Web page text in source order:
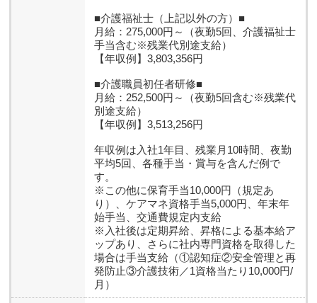
■介護福祉士（上記以外の方）■
月給：275,000円～（夜勤5回、介護福祉士
手当含む※残業代別途支給）
【年収例】3,803,356円
■介護職員初任者研修■
月給：252,500円～（夜勤5回含む※残業代
別途支給）
【年収例】3,513,256円
年収例は入社1年目、残業月10時間、夜勤
平均5回、各種手当・賞与を含んだ例で
す。
※この他に保育手当10,000円（規定あ
り）、ケアマネ資格手当5,000円、年末年
始手当、交通費規定内支給
※入社後は定期昇給、昇格による基本給ア
ップあり、さらに社内専門資格を取得した
場合は手当支給（①認知症②安全管理と再
発防止③介護技術／1資格当たり10,000円/
月）